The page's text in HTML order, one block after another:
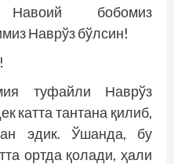
бобомиз
Наврўз бўлсин!
туфайли Наврўз
катта тантана қилиб,
эдик. Ўшанда, бу
ортда қолади, ҳали